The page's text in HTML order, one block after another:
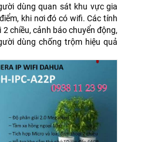
dùng quan sát khu vực gia
khi nơi đó có wifi. Các tính
chiều, cảnh báo chuyển động,
dùng chống trộm hiệu quả